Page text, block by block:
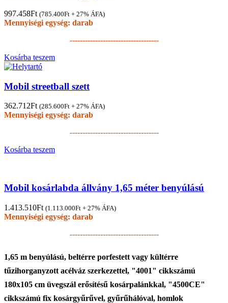
997.458Ft (785.400Ft + 27% ÁFA)
Mennyiségi egység: darab
-----------------------------------
Kosárba teszem
Mobil streetball szett
362.712Ft (285.600Ft + 27% ÁFA)
Mennyiségi egység: darab
-----------------------------------
Kosárba teszem
Mobil kosárlabda állvány 1,65 méter benyúlású
1.413.510Ft (1.113.000Ft + 27% ÁFA)
Mennyiségi egység: darab
-----------------------------------
1,65 m benyúlású, beltérre porfestett vagy kültérre
tűzihorganyzott acélváz szerkezettel, "4001" cikkszámú
180x105 cm üvegszál erősítésű kosárpalánkkal, "4500CE"
cikkszámú fix kosárgyűrűvel, gyűrűhálóval, homlok